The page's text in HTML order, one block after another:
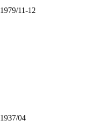
1979/11-12
1937/04